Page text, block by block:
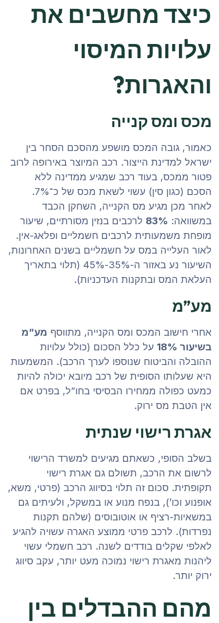
כיצד מחשבים את
עלויות המיסוי
והאגרות?
מכס ומס קנייה
כאמור, גובה המכס מושפע מהסכם הסחר בין
ישראל למדינת הייצור. רכב המיוצר באירופה לרוב
פטור ממכס, בעוד רכב שמגיע ממדינה ללא
הסכם (כגון סין) עשוי לשאת מכס של כ־7%.
לאחר מכן מגיע מס הקנייה, השחקן הכבד
במשוואה:83%לרכבים בנזין מסורתיים, שיעור
מופחת משמעותית לרכבים חשמליים ופלאג-אין.
לאור העלייה במס על חשמליים בשנים האחרונות,
השיעור נע באזור ה-35%-45% (תלוי בתאריך
העלאת המס ובתקנות העדכניות).
מע”מ
אחרי חישוב המכס ומס הקנייה, מתווסףמע”מ
בשיעור 18%
על כלל הסכום (כולל עלויות
ההובלה והביטוח שנוספו לערך הרכב). המשמעות
היא שעלותו הסופית של רכב מיובא יכולה להיות
כמעט כפולה ממחירו הבסיסי בחו”ל, בפרט אם
אין הטבת מס ירוק.
אגרת רישוי שנתית
בשלב הסופי, כשאתם מגיעים למשרד הרישוי
לרשום את הרכב, תשולם גם אגרת רישוי
תקופתית. סכום זה תלוי בסיווג הרכב (פרטי, משא,
אופנוע וכו’), בנפח מנוע או במשקל, ולעיתים גם
במשאיות-רציף או אוטובוסים (שלהם תקנות
נפרדות). לרכב פרטי ממוצע האגרה עשויה להגיע
לאלפי שקלים בודדים לשנה. רכב חשמלי עשוי
ליהנות מאגרת רישוי נמוכה מעט יותר, עקב סיווג
ירוק יותר.
מהם ההבדלים בין